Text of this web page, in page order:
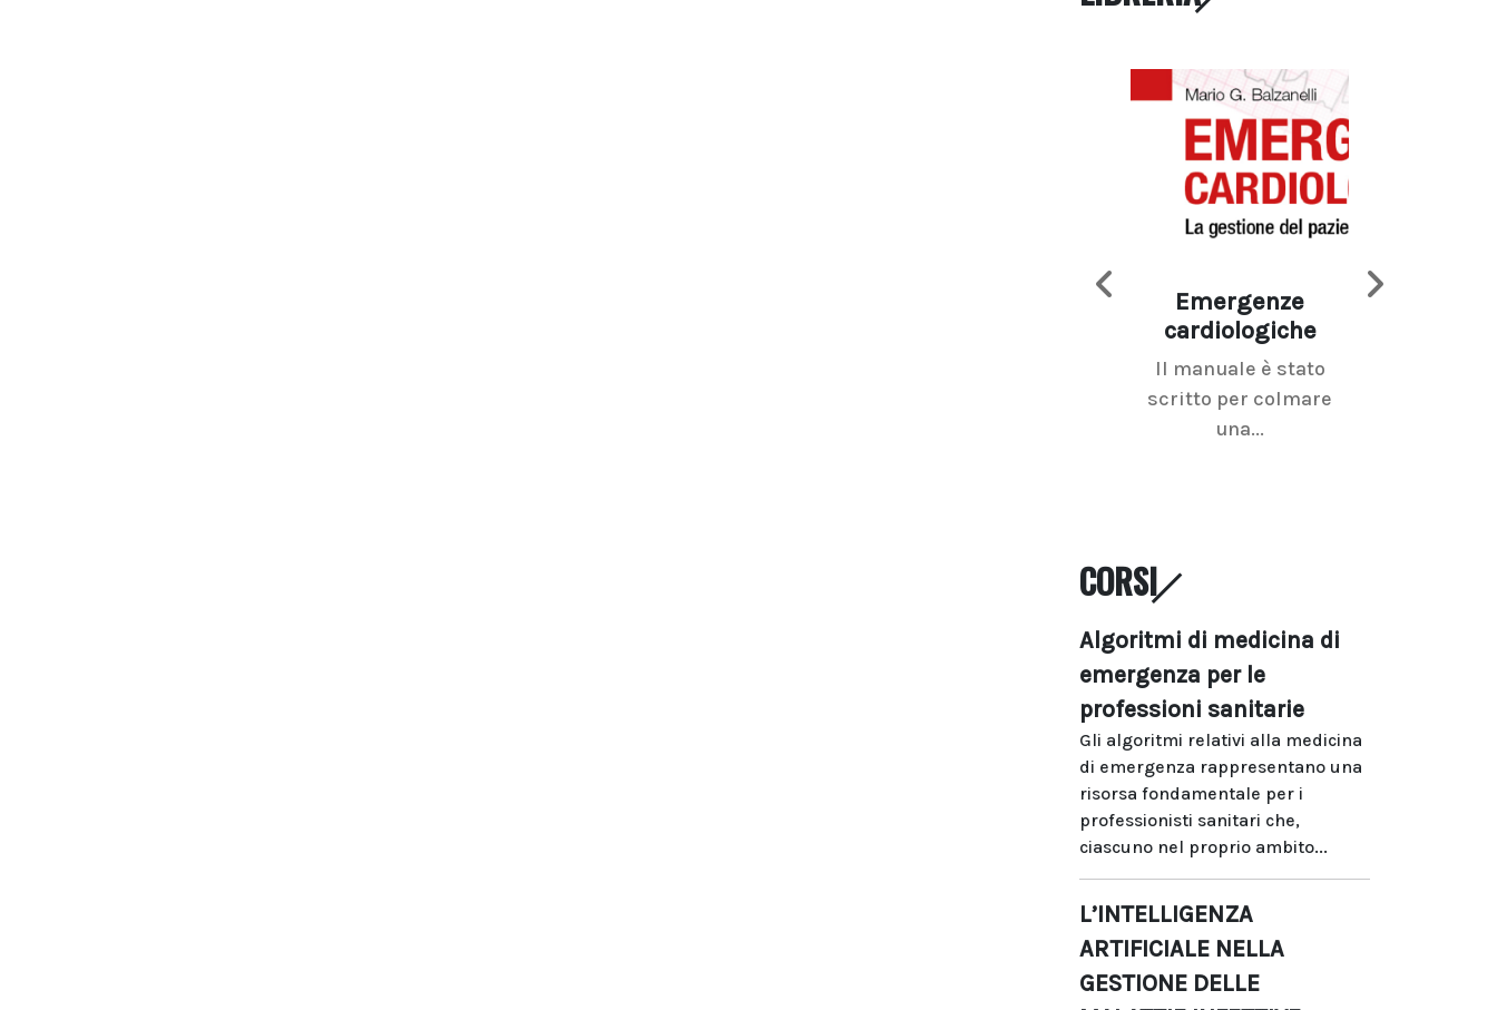
Emergenze
cardiologiche
Il manuale è stato
scritto per colmare
una...
CORSI
Algoritmi di medicina di
emergenza per le
professioni sanitarie
Gli algoritmi relativi alla medicina
di emergenza rappresentano una
risorsa fondamentale per i
professionisti sanitari che,
ciascuno nel proprio ambito...
L’INTELLIGENZA
ARTIFICIALE NELLA
GESTIONE DELLE